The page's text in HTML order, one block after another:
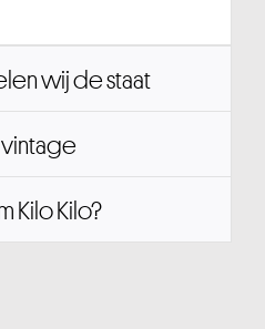
wij de staat
vintage
Kilo Kilo?